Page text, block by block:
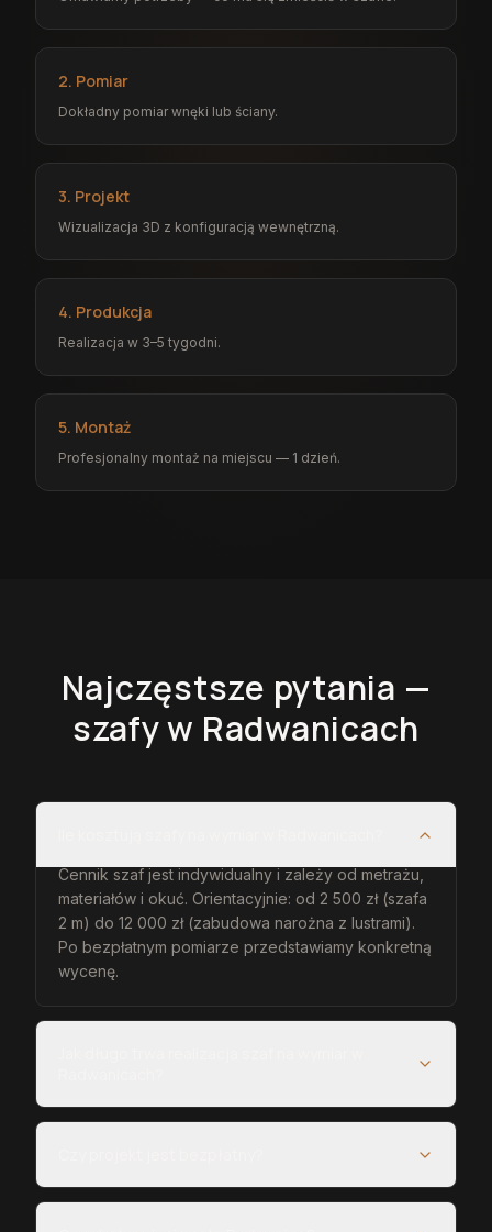
2. Pomiar
Dokładny pomiar wnęki lub ściany.
3. Projekt
Wizualizacja 3D z konfiguracją wewnętrzną.
4. Produkcja
Realizacja w 3–5 tygodni.
5. Montaż
Profesjonalny montaż na miejscu — 1 dzień.
Najczęstsze pytania —
szafyw Radwanicach
Cennik szaf jest indywidualny i zależy od metrażu,
materiałów i okuć. Orientacyjnie: od 2 500 zł (szafa
2 m) do 12 000 zł (zabudowa narożna z lustrami).
Po bezpłatnym pomiarze przedstawiamy konkretną
wycenę.